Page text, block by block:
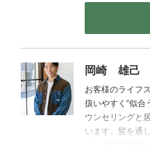
岡崎 雄己
お客様のライフ
扱いやすく“似合
ウンセリングと
います。髪を通
う、全力でサポ